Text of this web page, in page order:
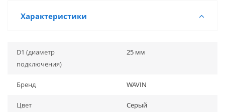
Характеристики
D1 (диаметр
подключения)
25 мм
Бренд WAVIN
Цвет Серый